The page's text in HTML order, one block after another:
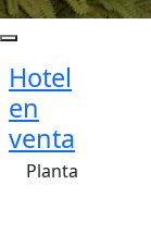
Hotel
en
venta
Planta